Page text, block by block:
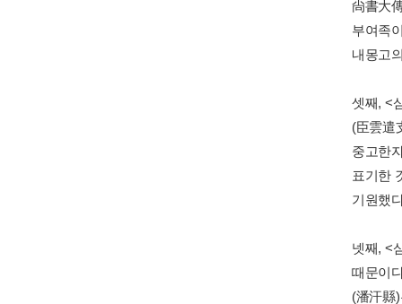
尙書大
부여족
내몽고
셋째, <
(臣雲遣
중고한
표기한
기원했
넷째, <
때문이
(潘汗縣